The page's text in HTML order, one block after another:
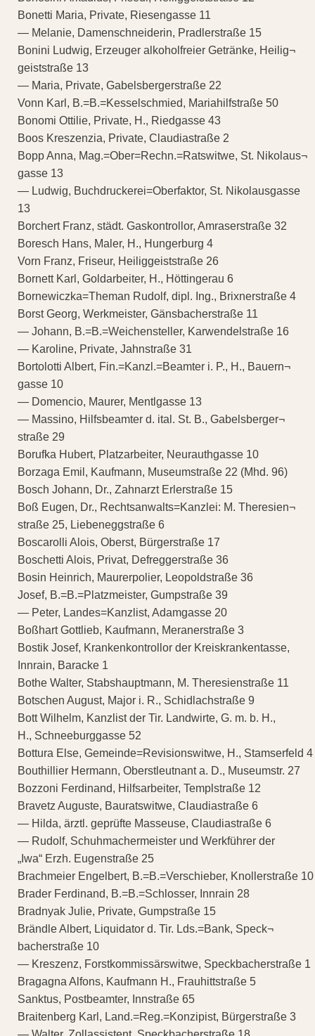
Bonetti Maria, Private, Riesengasse 11
— Melanie, Damenschneiderin, Pradlerstraße 15
Bonini Ludwig, Erzeuger alkoholfreier Getränke, Heilig¬
geiststraße 13
— Maria, Private, Gabelsbergerstraße 22
Vonn Karl, B.=B.=Kesselschmied, Mariahilfstraße 50
Bonomi Ottilie, Private, H., Riedgasse 43
Boos Kreszenzia, Private, Claudiastraße 2
Bopp Anna, Mag.=Ober=Rechn.=Ratswitwe, St. Nikolaus¬
gasse 13
— Ludwig, Buchdruckerei=Oberfaktor, St. Nikolausgasse
13
Borchert Franz, städt. Gaskontrollor, Amraserstraße 32
Boresch Hans, Maler, H., Hungerburg 4
Vorn Franz, Friseur, Heiliggeiststraße 26
Bornett Karl, Goldarbeiter, H., Höttingerau 6
Bornewiczka=Theman Rudolf, dipl. Ing., Brixnerstraße 4
Borst Georg, Werkmeister, Gänsbacherstraße 11
— Johann, B.=B.=Weichensteller, Karwendelstraße 16
— Karoline, Private, Jahnstraße 31
Bortolotti Albert, Fin.=Kanzl.=Beamter i. P., H., Bauern¬
gasse 10
— Domencio, Maurer, Mentlgasse 13
— Massino, Hilfsbeamter d. ital. St. B., Gabelsberger¬
straße 29
Borufka Hubert, Platzarbeiter, Neurauthgasse 10
Borzaga Emil, Kaufmann, Museumstraße 22 (Mhd. 96)
Bosch Johann, Dr., Zahnarzt Erlerstraße 15
Boß Eugen, Dr., Rechtsanwalts=Kanzlei: M. Theresien¬
straße 25, Liebeneggstraße 6
Boscarolli Alois, Oberst, Bürgerstraße 17
Boschetti Alois, Privat, Defreggerstraße 36
Bosin Heinrich, Maurerpolier, Leopoldstraße 36
Josef, B.=B.=Platzmeister, Gumpstraße 39
— Peter, Landes=Kanzlist, Adamgasse 20
Boßhart Gottlieb, Kaufmann, Meranerstraße 3
Bostik Josef, Krankenkontrollor der Kreiskrankentasse,
Innrain, Baracke 1
Bothe Walter, Stabshauptmann, M. Theresienstraße 11
Botschen August, Major i. R., Schidlachstraße 9
Bott Wilhelm, Kanzlist der Tir. Landwirte, G. m. b. H.,
H., Schneeburggasse 52
Bottura Else, Gemeinde=Revisionswitwe, H., Stamserfeld 4
Bouthillier Hermann, Oberstleutnant a. D., Museumstr. 27
Bozzoni Ferdinand, Hilfsarbeiter, Templstraße 12
Bravetz Auguste, Bauratswitwe, Claudiastraße 6
— Hilda, ärztl. geprüfte Masseuse, Claudiastraße 6
— Rudolf, Schuhmachermeister und Werkführer der
„Iwa“ Erzh. Eugenstraße 25
Brachmeier Engelbert, B.=B.=Verschieber, Knollerstraße 10
Brader Ferdinand, B.=B.=Schlosser, Innrain 28
Bradnyak Julie, Private, Gumpstraße 15
Brändle Albert, Liquidator d. Tir. Lds.=Bank, Speck¬
bacherstraße 10
— Kreszenz, Forstkommissärswitwe, Speckbacherstraße 1
Bragagna Alfons, Kaufmann H., Frauhittstraße 5
Sanktus, Postbeamter, Innstraße 65
Braitenberg Karl, Land.=Reg.=Konzipist, Bürgerstraße 3